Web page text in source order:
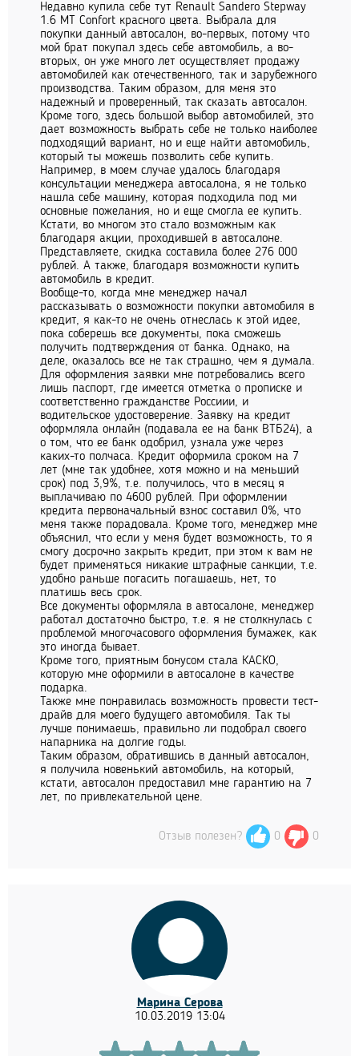
Недавно купила себе тут Renault Sandero Stepway
1.6 MT Confort красного цвета. Выбрала для
покупки данный автосалон, во-первых, потому что
мой брат покупал здесь себе автомобиль, а во-
вторых, он уже много лет осуществляет продажу
автомобилей как отечественного, так и зарубежного
производства. Таким образом, для меня это
надежный и проверенный, так сказать автосалон.
Кроме того, здесь большой выбор автомобилей, это
дает возможность выбрать себе не только наиболее
подходящий вариант, но и еще найти автомобиль,
который ты можешь позволить себе купить.
Например, в моем случае удалось благодаря
консультации менеджера автосалона, я не только
нашла себе машину, которая подходила под ми
основные пожелания, но и еще смогла ее купить.
Кстати, во многом это стало возможным как
благодаря акции, проходившей в автосалоне.
Представляете, скидка составила более 276 000
рублей. А также, благодаря возможности купить
автомобиль в кредит.
Вообще-то, когда мне менеджер начал
рассказывать о возможности покупки автомобиля в
кредит, я как-то не очень отнеслась к этой идее,
пока соберешь все документы, пока сможешь
получить подтверждения от банка. Однако, на
деле, оказалось все не так страшно, чем я думала.
Для оформления заявки мне потребовались всего
лишь паспорт, где имеется отметка о прописке и
соответственно гражданстве Россиии, и
водительское удостоверение. Заявку на кредит
оформляла онлайн (подавала ее на банк ВТБ24), а
о том, что ее банк одобрил, узнала уже через
каких-то полчаса. Кредит оформила сроком на 7
лет (мне так удобнее, хотя можно и на меньший
срок) под 3,9%, т.е. получилось, что в месяц я
выплачиваю по 4600 рублей. При оформлении
кредита первоначальный взнос составил 0%, что
меня также порадовала. Кроме того, менеджер мне
объяснил, что если у меня будет возможность, то я
смогу досрочно закрыть кредит, при этом к вам не
будет применяться никакие штрафные санкции, т.е.
удобно раньше погасить погашаешь, нет, то
платишь весь срок.
Все документы оформляла в автосалоне, менеджер
работал достаточно быстро, т.е. я не столкнулась с
проблемой многочасового оформления бумажек, как
это иногда бывает.
Кроме того, приятным бонусом стала КАСКО,
которую мне оформили в автосалоне в качестве
подарка.
Также мне понравилась возможность провести тест-
драйв для моего будущего автомобиля. Так ты
лучше понимаешь, правильно ли подобрал своего
напарника на долгие годы.
Таким образом, обратившись в данный автосалон,
я получила новенький автомобиль, на который,
кстати, автосалон предоставил мне гарантию на 7
лет, по привлекательной цене.
Отзыв полезен? 0 0
Марина Серова
10.03.2019 13:04